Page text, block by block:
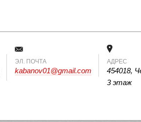
ЭЛ. ПОЧТА
kabanov01@gmail.com
АДРЕС
454018,
3 этаж